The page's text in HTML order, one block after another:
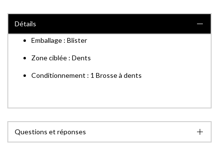
Détails
Emballage : Blister
Zone ciblée : Dents
Conditionnement : 1 Brosse à dents
Questions et réponses